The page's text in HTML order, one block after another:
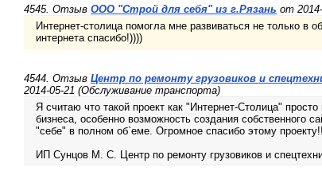
4545. Отзыв ООО "Строй для себя" из г.Рязань от
Интернет-столица помогла мне развиваться не только в
интернета спасибо!))))
4544. Отзыв Центр по ремонту грузовиков и
2014-05-21 (Обслуживание транспорта)
Я считаю что такой проект как "Интернет-Столица"
бизнеса, особенно возможность создания собственного
"себе" в полном об`еме. Огромное спасибо этому
ИП Сунцов М. С. Центр по ремонту грузовиков и